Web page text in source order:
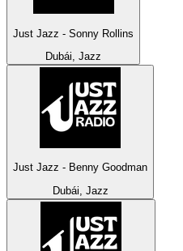
Just Jazz - Sonny Rollins
Dubái, Jazz
Just Jazz - Benny Goodman
Dubái, Jazz